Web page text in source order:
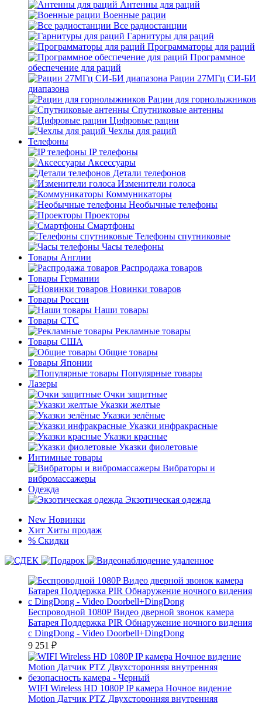
Антенны для раций
Военные рации
Все радиостанции
Гарнитуры для раций
Программаторы для раций
Программное
обеспечение для раций
Рации 27МГц СИ-БИ
диапазона
Рации для горнолыжников
Спутниковые антенны
Цифровые рации
Чехлы для раций
Телефоны
IP телефоны
Аксессуары
Детали телефонов
Изменители голоса
Коммуникаторы
Необычные телефоны
Проекторы
Смартфоны
Телефоны спутниковые
Часы телефоны
Товары Англии
Распродажа товаров
Товары Германии
Новинки товаров
Товары России
Наши товары
Товары СТС
Рекламные товары
Товары США
Общие товары
Товары Японии
Популярные товары
Лазеры
Очки защитные
Указки желтые
Указки зелёные
Указки инфракрасные
Указки красные
Указки фиолетовые
Интимные товары
Вибраторы и
вибромассажеры
Одежда
Экзотическая одежда
New Новинки
Хит Хиты продаж
% Скидки
Беспроводной 1080P Видео дверной звонок камера
Батарея Поддержка PIR Обнаружение ночного видения
с DingDong - Video Doorbell+DingDong
9 251 ₽
WIFI Wireless HD 1080P IP камера Ночное видение
Motion Датчик PTZ Двухсторонняя внутренняя